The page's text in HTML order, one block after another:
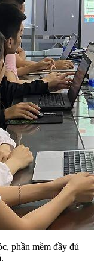
phần mềm đầy đủ